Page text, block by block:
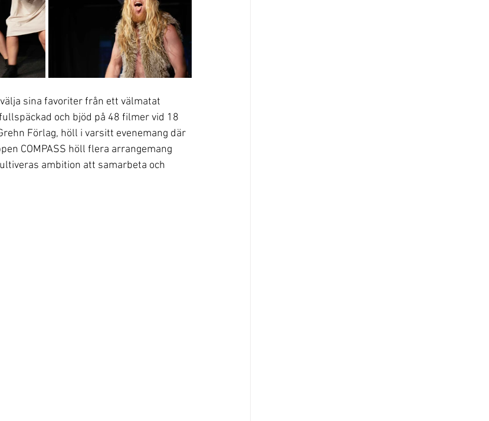
sina favoriter från ett välmatat
och bjöd på 48 filmer vid 18
Förlag, höll i varsitt evenemang där
COMPASS höll flera arrangemang
ambition att samarbeta och